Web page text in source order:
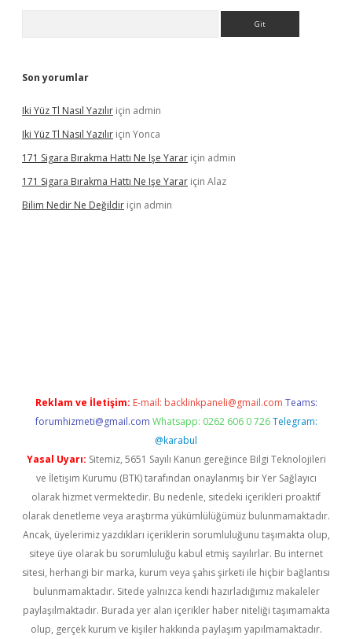
Son yorumlar
Iki Yüz Tl Nasıl Yazılır için admin
Iki Yüz Tl Nasıl Yazılır için Yonca
171 Sigara Bırakma Hattı Ne Işe Yarar için admin
171 Sigara Bırakma Hattı Ne Işe Yarar için Alaz
Bilim Nedir Ne Değildir için admin
Reklam ve İletişim: E-mail: backlinkpaneli@gmail.com Teams:
forumhizmeti@gmail.com Whatsapp: 0262 606 0 726 Telegram:
@karabul
Yasal Uyarı: Sitemiz, 5651 Sayılı Kanun gereğince Bilgi Teknolojileri
ve İletişim Kurumu (BTK) tarafından onaylanmış bir Yer Sağlayıcı
olarak hizmet vermektedir. Bu nedenle, sitedeki içerikleri proaktif
olarak denetleme veya araştırma yükümlülüğümüz bulunmamaktadır.
Ancak, üyelerimiz yazdıkları içeriklerin sorumluluğunu taşımakta olup,
siteye üye olarak bu sorumluluğu kabul etmiş sayılırlar. Bu internet
sitesi, herhangi bir marka, kurum veya şahıs şirketi ile hiçbir bağlantısı
bulunmamaktadır. Sitede yalnızca kendi hazırladığımız makaleler
paylaşılmaktadır. Burada yer alan içerikler haber niteliği taşımamakta
olup, gerçek kurum ve kişiler hakkında paylaşım yapılmamaktadır.